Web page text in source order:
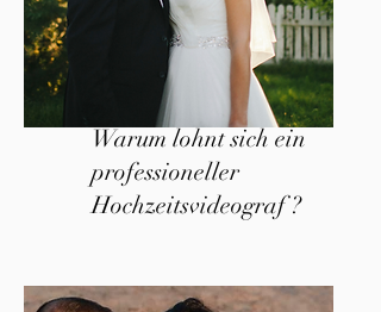
Warum lohnt sich ein
professioneller
Hochzeitsvideograf ?